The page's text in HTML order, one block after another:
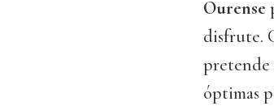
Ourense
disfrute.
pretende
óptimas